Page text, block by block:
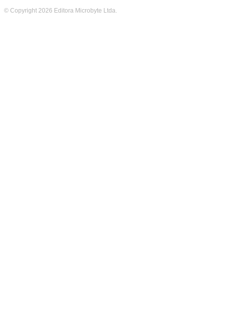
© Copyright 2026 Editora Microbyte Ltda.